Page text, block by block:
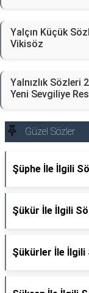
Yalçın Küçük
Vikisöz
Yalnızlık Sözleri
Yeni Sevgiliye
Güzel Sözler
Şüphe İle İlgili
Şükür İle İlgili
Şükürler İle İlgili